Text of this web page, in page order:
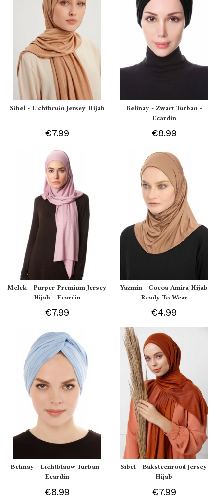
Sibel - Lichtbruin Jersey Hijab
€7.99
Belinay - Zwart Turban -
Ecardin
€8.99
Melek - Purper Premium Jersey
Hijab - Ecardin
€7.99
Yazmin - Cocoa Amira Hijab
Ready To Wear
€4.99
Belinay - Lichtblauw Turban -
Ecardin
€8.99
Sibel - Baksteenrood Jersey
Hijab
€7.99